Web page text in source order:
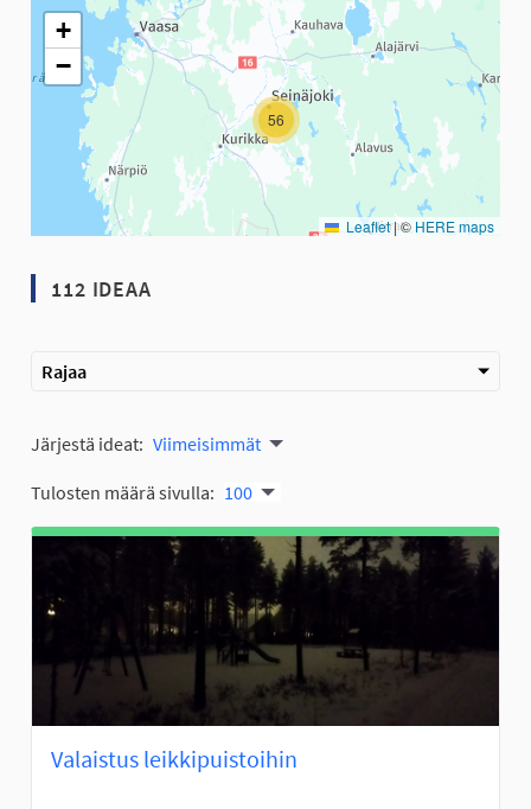
Seuraavassa elementissä on kartta, joka esittää tämän
56
+
−
Leaflet |© HERE maps
112 IDEAA
Rajaa
Järjestä ideat: Viimeisimmät
Tulosten määrä sivulla: 100
Valaistus leikkipuistoihin